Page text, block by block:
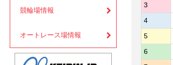
競輪場情報
オートレース場情報
3
4
5
6